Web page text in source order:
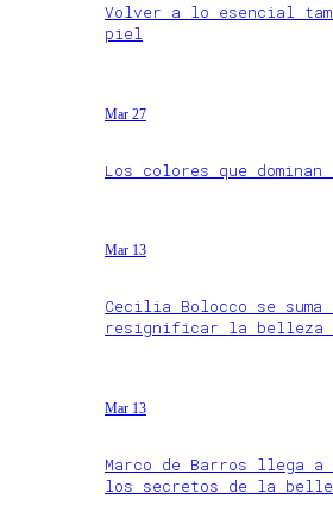
Volver a lo esencial
piel
Mar 27
Los colores que
Mar 13
Cecilia Bolocco se suma
resignificar la belleza
Mar 13
Marco de Barros llega
los secretos de la